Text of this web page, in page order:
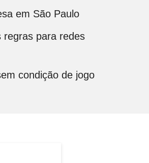
em São Paulo
para redes
condição de jogo